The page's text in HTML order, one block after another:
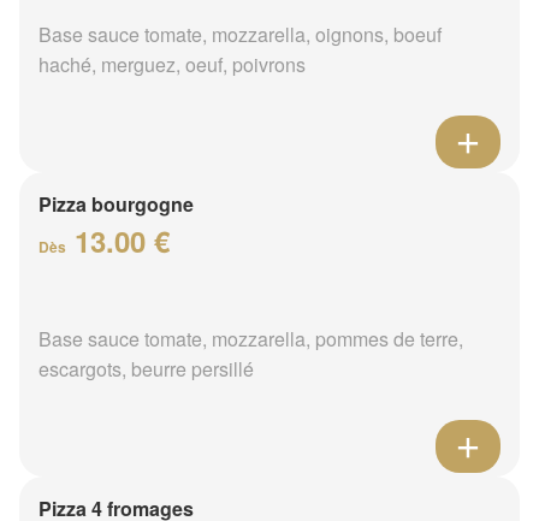
Base sauce tomate, mozzarella, oignons, boeuf
haché, merguez, oeuf, poivrons
Pizza bourgogne
Dès 13.00 €
Base sauce tomate, mozzarella, pommes de terre,
escargots, beurre persillé
Pizza 4 fromages